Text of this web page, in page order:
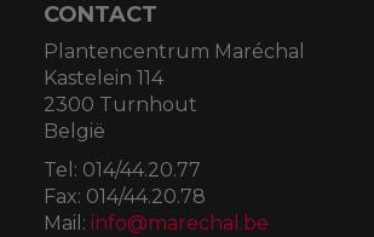
CONTACT
Plantencentrum Maréchal
Kastelein 114
2300 Turnhout
België
Tel: 014/44.20.77
Fax: 014/44.20.78
Mail: info@marechal.be